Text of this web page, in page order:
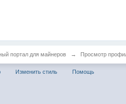
портал для майнеров → Просмотр
Изменить стиль Помощь